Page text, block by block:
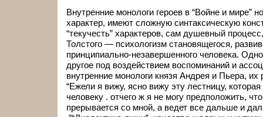
Внутренние монологи героев в “Войне и мире”
характер, имеют сложную синтаксическую
“текучесть” характеров, сам душевный
Толстого — психологизм становящегося,
принципиально-незавершенного человека.
другое под воздействием воспоминаний и
внутренние монологи князя Андрея и Пьера, их
“Ежели я вижу, ясно вижу эту лестницу, которая
человеку . отчего ж я не могу предположить,
прерывается со мной, а ведет все дальше и